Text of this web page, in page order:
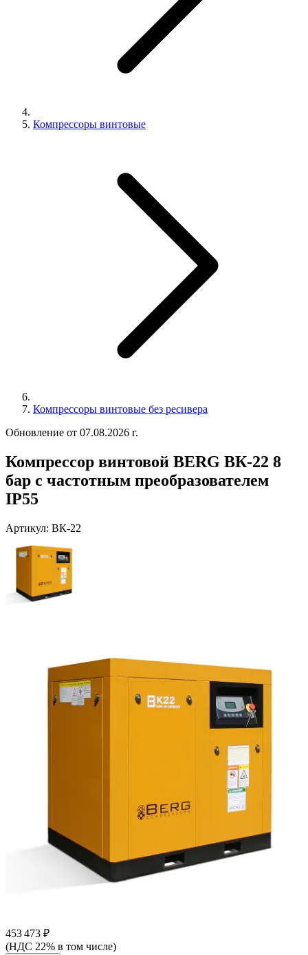
Компрессоры винтовые
Компрессоры винтовые без ресивера
Обновление от 07.08.2026 г.
Компрессор винтовой BERG ВК-22 8
бар с частотным преобразователем
IP55
Артикул: ВК-22
453 473 ₽
(НДС 22% в том числе)